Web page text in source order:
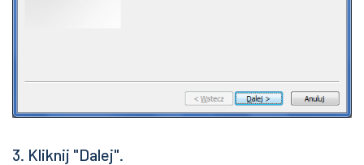
3. Kliknij "Dalej".